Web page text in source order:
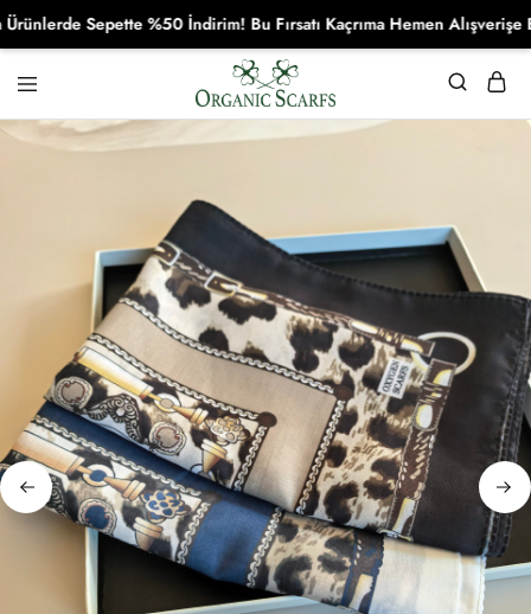
Organikscarf
Sepette %50 İndirim! Bu Fırsatı Kaçrıma Hemen Alışverişe